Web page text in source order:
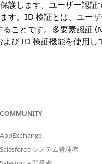
護します。ユーザー認
す。ID 検証とは、ユー
ことです。多要素認証
び ID 検証機能を使用
を使用して、Salesforceの
ドパーティから Salesforce
COMMUNITY
AppExchange
Salesforce システム管理者